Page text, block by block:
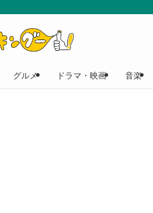
グルメ ドラマ・映画 音楽